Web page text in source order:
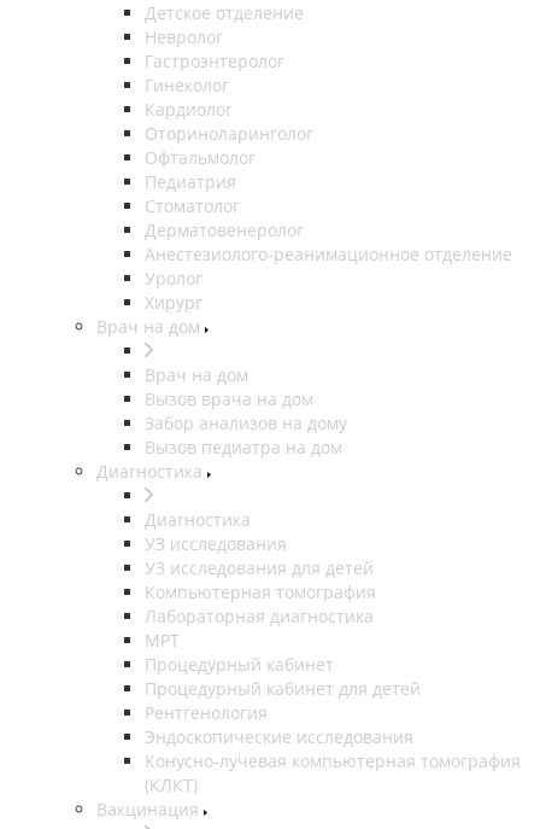
Детское отделение
Невролог
Гастроэнтеролог
Гинеколог
Кардиолог
Оториноларинголог
Офтальмолог
Педиатрия
Стоматолог
Дерматовенеролог
Анестезиолого-реанимационное отделение
Уролог
Хирург
Врач на дом
Врач на дом
Вызов врача на дом
Забор анализов на дому
Вызов педиатра на дом
Диагностика
Диагностика
УЗ исследования
УЗ исследования для детей
Компьютерная томография
Лабораторная диагностика
МРТ
Процедурный кабинет
Процедурный кабинет для детей
Рентгенология
Эндоскопические исследования
Конусно-лучевая компьютерная томография
(КЛКТ)
Вакцинация